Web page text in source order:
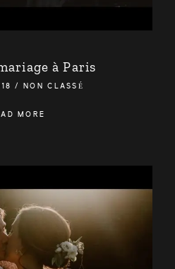
à Paris
/ NON CLASSÉ
MORE